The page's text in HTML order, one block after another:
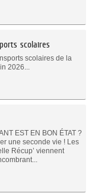
scolaires
scolaires de la
2026...
EST EN BON ÉTAT ?
une seconde vie ! Les
Récup’ viennent